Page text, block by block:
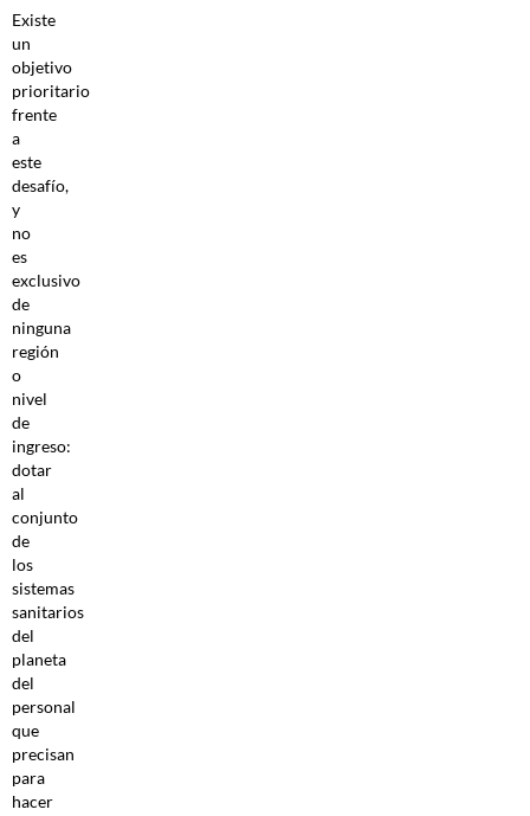
Existe
un
objetivo
prioritario
frente
a
este
desafío,
y
no
es
exclusivo
de
ninguna
región
o
nivel
de
ingreso:
dotar
al
conjunto
de
los
sistemas
sanitarios
del
planeta
del
personal
que
precisan
para
hacer